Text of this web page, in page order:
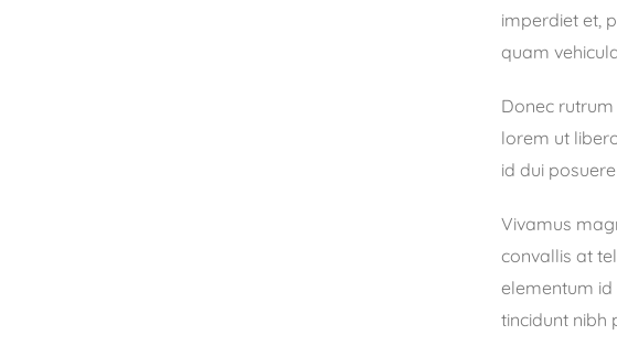
imperdiet et,
quam
Donec
lorem ut
id dui
Vivamus
convallis at
elementum id
tincidunt nibh